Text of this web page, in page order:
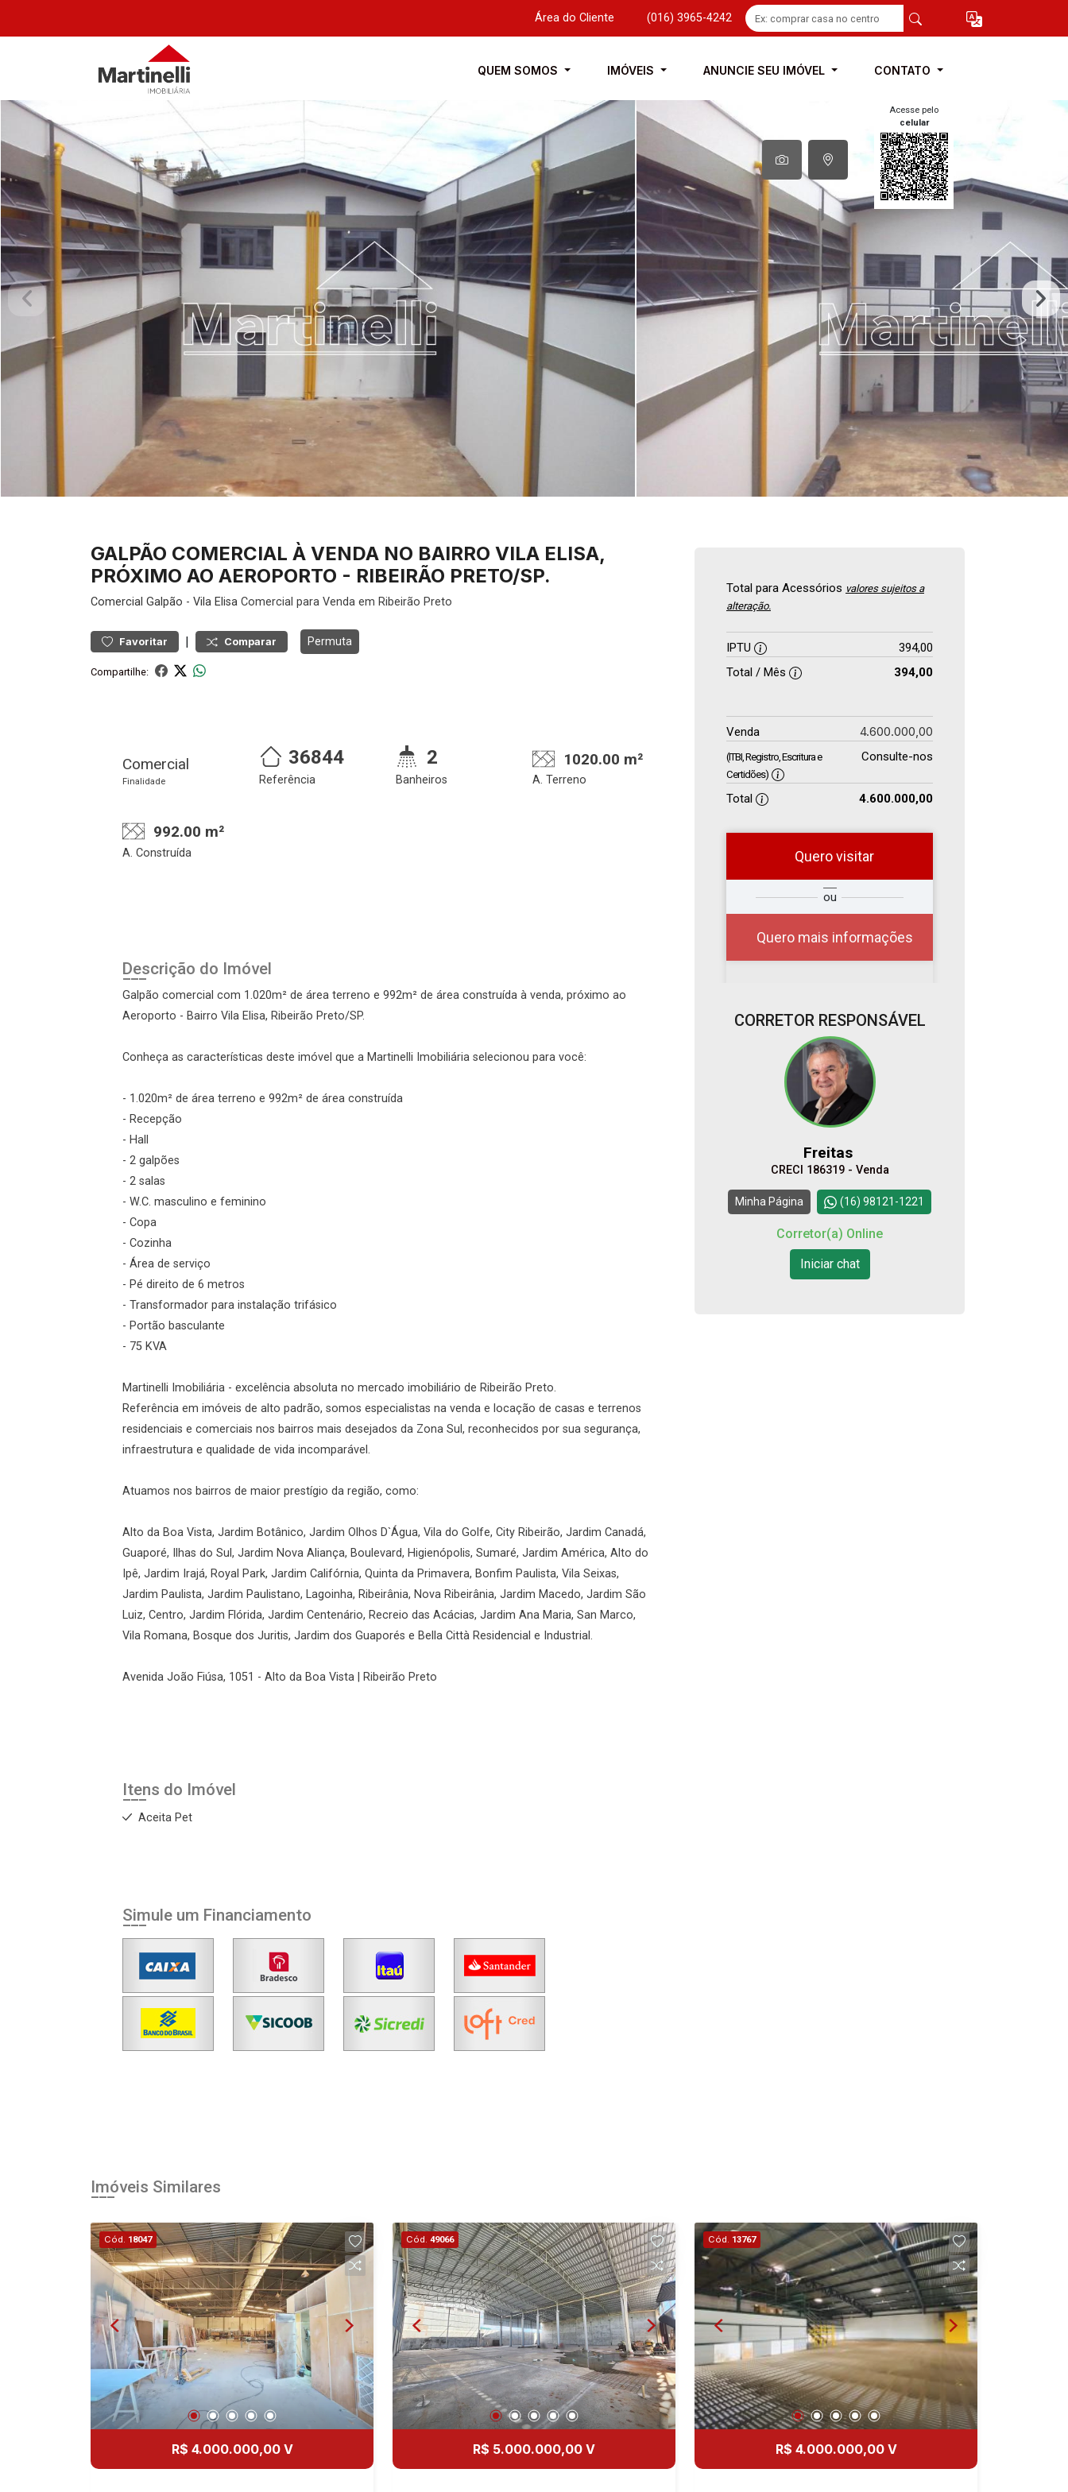
Área do Cliente (016) 3965-4242
QUEM SOMOS IMÓVEIS ANUNCIE SEU IMÓVEL CONTATO
Acesse pelo
celular
GALPÃO COMERCIAL À VENDA NO BAIRRO VILA ELISA,
PRÓXIMO AO AEROPORTO - RIBEIRÃO PRETO/SP.
Comercial Galpão - Vila Elisa Comercial para Venda em Ribeirão Preto
Favoritar | Comparar Permuta
Compartilhe:
Comercial
Finalidade
36844
Referência
2
Banheiros
1020.00 m²
A. Terreno
992.00 m²
A. Construída
Descrição do Imóvel
Galpão comercial com 1.020m² de área terreno e 992m² de área construída à venda, próximo ao
Aeroporto - Bairro Vila Elisa, Ribeirão Preto/SP.
Conheça as características deste imóvel que a Martinelli Imobiliária selecionou para você:
- 1.020m² de área terreno e 992m² de área construída
- Recepção
- Hall
- 2 galpões
- 2 salas
- W.C. masculino e feminino
- Copa
- Cozinha
- Área de serviço
- Pé direito de 6 metros
- Transformador para instalação trifásico
- Portão basculante
- 75 KVA
Martinelli Imobiliária - excelência absoluta no mercado imobiliário de Ribeirão Preto.
Referência em imóveis de alto padrão, somos especialistas na venda e locação de casas e terrenos
residenciais e comerciais nos bairros mais desejados da Zona Sul, reconhecidos por sua segurança,
infraestrutura e qualidade de vida incomparável.
Atuamos nos bairros de maior prestígio da região, como:
Alto da Boa Vista, Jardim Botânico, Jardim Olhos D`Água, Vila do Golfe, City Ribeirão, Jardim Canadá,
Guaporé, Ilhas do Sul, Jardim Nova Aliança, Boulevard, Higienópolis, Sumaré, Jardim América, Alto do
Ipê, Jardim Irajá, Royal Park, Jardim Califórnia, Quinta da Primavera, Bonfim Paulista, Vila Seixas,
Jardim Paulista, Jardim Paulistano, Lagoinha, Ribeirânia, Nova Ribeirânia, Jardim Macedo, Jardim São
Luiz, Centro, Jardim Flórida, Jardim Centenário, Recreio das Acácias, Jardim Ana Maria, San Marco,
Vila Romana, Bosque dos Juritis, Jardim dos Guaporés e Bella Città Residencial e Industrial.
Avenida João Fiúsa, 1051 - Alto da Boa Vista | Ribeirão Preto
Itens do Imóvel
Aceita Pet
Simule um Financiamento
Total para Acessórios valores sujeitos a
alteração.
IPTU
394,00
Total / Mês
394,00
Venda 4.600.000,00
(ITBI, Registro, Escritura e
Certidões)
Consulte-nos
Total 4.600.000,00
Quero visitar
ou
Quero mais informações
Qual o melhor dia e
horário para você?
07
Aug/Fri
08
10
Aug/Mon
11
17:00
18:00
Continuar
07/08/2026
Login
Cadastre-se
CORRETOR RESPONSÁVEL
Freitas
CRECI 186319 - Venda
Minha Página (16) 98121-1221
Corretor(a) Online
Iniciar chat
Imóveis Similares
Cód. 18047
R$ 4.000.000,00 V
Cód. 49066
R$ 5.000.000,00 V
Cód. 13767
R$ 4.000.000,00 V